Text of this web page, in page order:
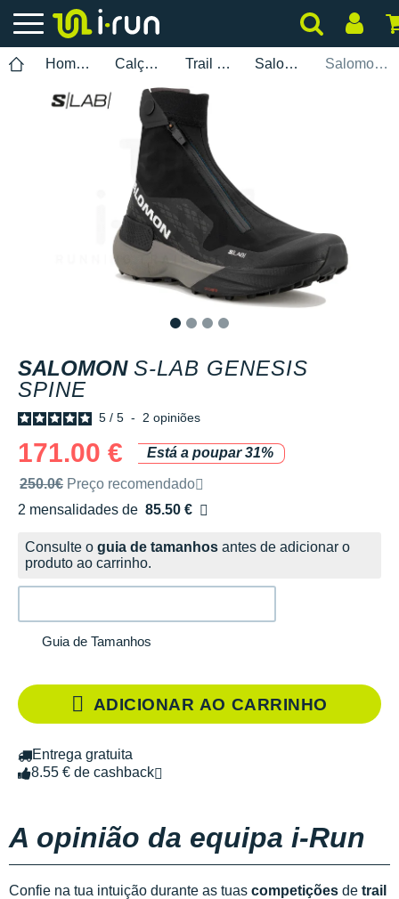
Homem Calçados Trail Running Salomon Salomon S-Lab Genesis Spine
SALOMON S-LAB GENESIS
SPINE
5 / 5 - 2 opiniões
171.00 €
Está a poupar 31%
Preço de venda recomendado pela marca
250.0€ Preço recomendado
2 mensalidades de 85.50 €
sem custos
Consulte o guia de tamanhos antes de adicionar o
produto ao carrinho.
Guia de Tamanhos
ADICIONAR AO CARRINHO
Entrega gratuita
8.55 € de cashback
A opinião da equipa i-Run
Confie na tua intuição durante as tuas competições de trail